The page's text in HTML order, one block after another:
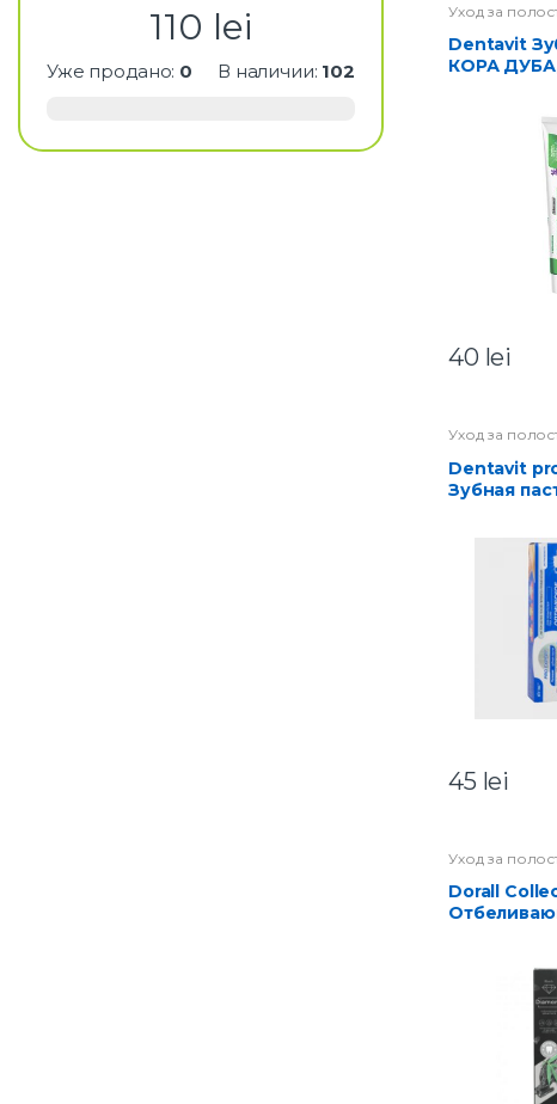
Уход за
Dentavit Зубная паста
КОРА
40 lei
Уход за
Dentavit pro Expert
Зубная
45 lei
Уход за
Dorall Collection
110 lei
Уже продано: 0 В наличии: 102